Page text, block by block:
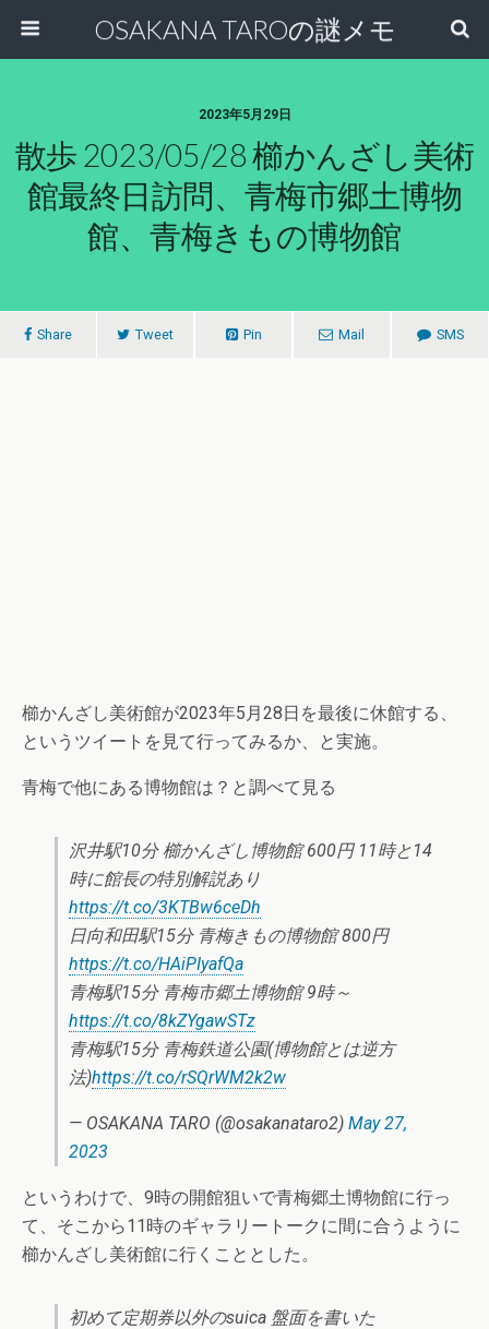
OSAKANA TAROの謎メモ
2023年5月29日
散歩 2023/05/28 櫛かんざし美術
館最終日訪問、青梅市郷土博物
館、青梅きもの博物館
Share Tweet Pin Mail SMS
櫛かんざし美術館が2023年5月28日を最後に休館する、
というツイートを見て行ってみるか、と実施。
青梅で他にある博物館は？と調べて見る
沢井駅10分 櫛かんざし博物館 600円 11時と14
時に館長の特別解説あり
https://t.co/3KTBw6ceDh
日向和田駅15分 青梅きもの博物館 800円
https://t.co/HAiPIyafQa
青梅駅15分 青梅市郷土博物館 9時～
https://t.co/8kZYgawSTz
青梅駅15分 青梅鉄道公園(博物館とは逆方
法)https://t.co/rSQrWM2k2w
— OSAKANA TARO (@osakanataro2) May 27,
2023
というわけで、9時の開館狙いで青梅郷土博物館に行っ
て、そこから11時のギャラリートークに間に合うように
櫛かんざし美術館に行くこととした。
初めて定期券以外のsuica 盤面を書いた